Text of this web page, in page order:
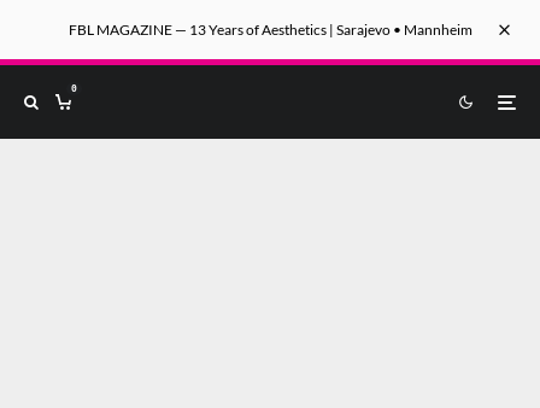
FBL MAGAZINE — 13 Years of Aesthetics | Sarajevo • Mannheim
0